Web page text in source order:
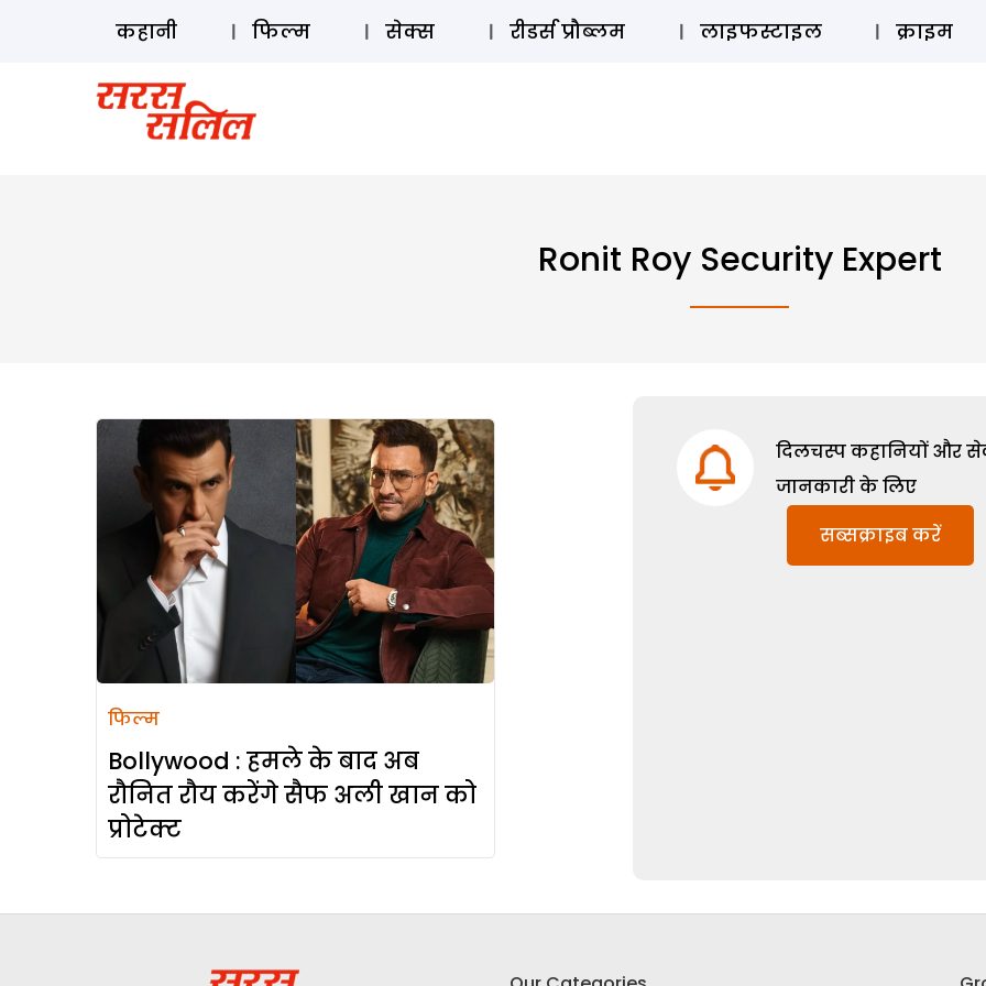
ऑडियो
कहानी फिल्म सेक्स रीडर्स प्रौब्लम लाइफस्टाइल क्राइम
Ronit Roy Security Expert
फिल्म
Bollywood : हमले के बाद अब
रौनित रौय करेंगे सैफ अली खान को
प्रोटेक्ट
दिलचस्प कहानियों और
जानकारी के लिए
सब्सक्राइब करें